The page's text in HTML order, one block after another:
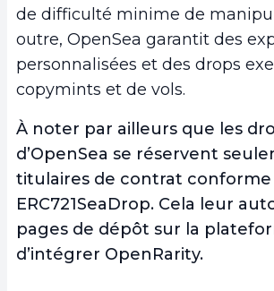
de difficulté minime de
outre, OpenSea garantit des
personnalisées et des drops
copymints et de vols.
À noter par ailleurs que les
d’OpenSea se réservent
titulaires de contrat conforme
ERC721SeaDrop. Cela leur
pages de dépôt sur la
d’intégrer OpenRarity.